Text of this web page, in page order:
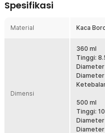
Hadirkan nuansa alam dalam
gunung di bagian dalam gelas
ini tahan terhadap perubahan
minuman panas maupun dingin.
Mountain Shape Unik dan
Bagian dalam gelas
efek visual menarik saat diisi
atau jus, cairan akan mengikuti
seperti lanskap alami. Cocok
Spesifikasi
Material Kaca
Dimensi
360 ml
Tinggi:
Diameter
Diameter
500 ml
Tinggi:
Diameter
Diameter